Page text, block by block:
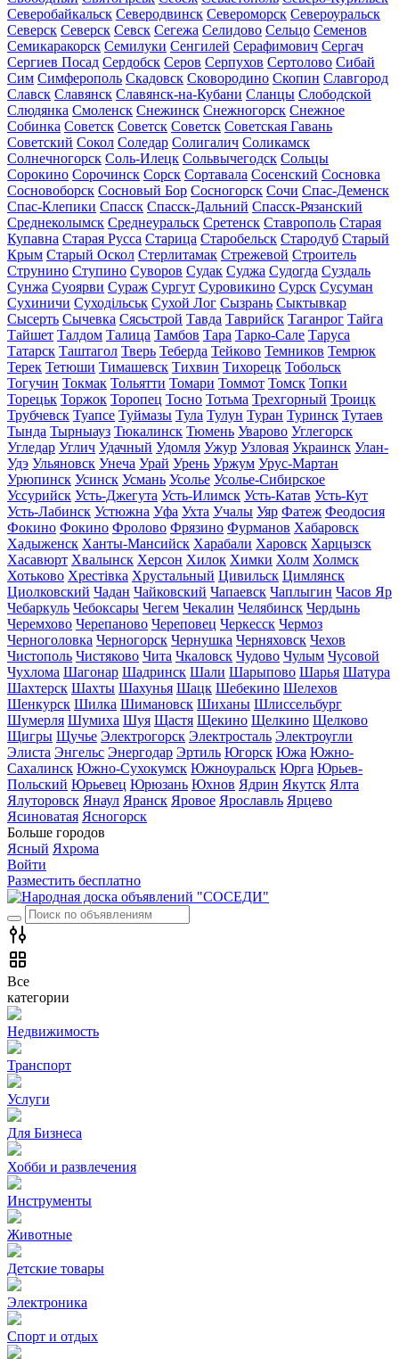
Северобайкальск Северодвинск Североморск Североуральск
Северск Северск Севск Сегежа Селидово Сельцо Семенов
Семикаракорск Семилуки Сенгилей Серафимович Сергач
Сергиев Посад Сердобск Серов Серпухов Сертолово Сибай
Сим Симферополь Скадовск Сковородино Скопин Славгород
Славск Славянск Славянск-на-Кубани Сланцы Слободской
Слюдянка Смоленск Снежинск Снежногорск Снежное
Собинка Советск Советск Советск Советская Гавань
Советский Сокол Соледар Солигалич Соликамск
Солнечногорск Соль-Илецк Сольвычегодск Сольцы
Сорокино Сорочинск Сорск Сортавала Сосенский Сосновка
Сосновоборск Сосновый Бор Сосногорск Сочи Спас-Деменск
Спас-Клепики Спасск Спасск-Дальний Спасск-Рязанский
Среднеколымск Среднеуральск Сретенск Ставрополь Старая
Купавна Старая Русса Старица Старобельск Стародуб Старый
Крым Старый Оскол Стерлитамак Стрежевой Строитель
Струнино Ступино Суворов Судак Суджа Судогда Суздаль
Сунжа Суоярви Сураж Сургут Суровикино Сурск Сусуман
Сухиничи Суходільськ Сухой Лог Сызрань Сыктывкар
Сысерть Сычевка Сясьстрой Тавда Таврийск Таганрог Тайга
Тайшет Талдом Талица Тамбов Тара Тарко-Сале Таруса
Татарск Таштагол Тверь Теберда Тейково Темников Темрюк
Терек Тетюши Тимашевск Тихвин Тихорецк Тобольск
Тогучин Токмак Тольятти Томари Томмот Томск Топки
Торецьк Торжок Торопец Тосно Тотьма Трехгорный Троицк
Трубчевск Туапсе Туймазы Тула Тулун Туран Туринск Тутаев
Тында Тырныауз Тюкалинск Тюмень Уварово Углегорск
Угледар Углич Удачный Удомля Ужур Узловая Украинск Улан-
Удэ Ульяновск Унеча Урай Урень Уржум Урус-Мартан
Урюпинск Усинск Усмань Усолье Усолье-Сибирское
Уссурийск Усть-Джегута Усть-Илимск Усть-Катав Усть-Кут
Усть-Лабинск Устюжна Уфа Ухта Учалы Уяр Фатеж Феодосия
Фокино Фокино Фролово Фрязино Фурманов Хабаровск
Хадыженск Ханты-Мансийск Харабали Харовск Харцызск
Хасавюрт Хвалынск Херсон Хилок Химки Холм Холмск
Хотьково Хрестівка Хрустальный Цивильск Цимлянск
Циолковский Чадан Чайковский Чапаевск Чаплыгин Часов Яр
Чебаркуль Чебоксары Чегем Чекалин Челябинск Чердынь
Черемхово Черепаново Череповец Черкесск Чермоз
Черноголовка Черногорск Чернушка Черняховск Чехов
Чистополь Чистяково Чита Чкаловск Чудово Чулым Чусовой
Чухлома Шагонар Шадринск Шали Шарыпово Шарья Шатура
Шахтерск Шахты Шахунья Шацк Шебекино Шелехов
Шенкурск Шилка Шимановск Шиханы Шлиссельбург
Шумерля Шумиха Шуя Щастя Щекино Щелкино Щелково
Щигры Щучье Электрогорск Электросталь Электроугли
Элиста Энгельс Энергодар Эртиль Югорск Южа Южно-
Сахалинск Южно-Сухокумск Южноуральск Юрга Юрьев-
Польский Юрьевец Юрюзань Юхнов Ядрин Якутск Ялта
Ялуторовск Янаул Яранск Яровое Ярославль Ярцево
Ясиноватая Ясногорск
Больше городов
Ясный Яхрома
Войти
Разместить бесплатно
Все
категории
Недвижимость
Транспорт
Услуги
Для Бизнеса
Хобби и развлечения
Инструменты
Животные
Детские товары
Электроника
Спорт и отдых